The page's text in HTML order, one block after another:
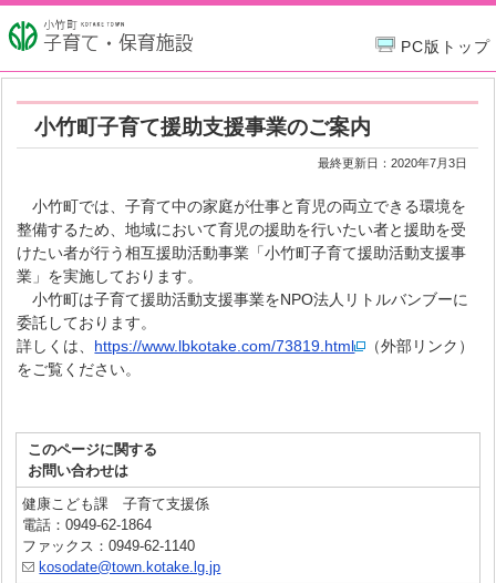
PC版トップ
小竹町子育て援助支援事業のご案内
最終更新日：2020年7月3日
小竹町では、子育て中の家庭が仕事と育児の両立できる環境を
整備するため、地域において育児の援助を行いたい者と援助を受
けたい者が行う相互援助活動事業「小竹町子育て援助活動支援事
業」を実施しております。
小竹町は子育て援助活動支援事業をNPO法人リトルバンブーに
委託しております。
詳しくは、 https://www.lbkotake.com/73819.html
（外部リンク）
をご覧ください。
このページに関する
お問い合わせは
健康こども課 子育て支援係
電話：0949-62-1864
ファックス：0949-62-1140
kosodate@town.kotake.lg.jp